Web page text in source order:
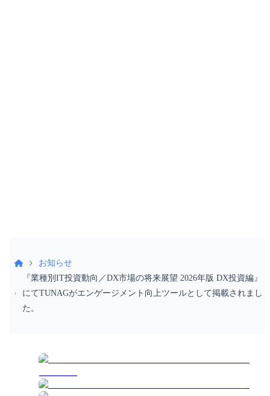
お知らせ
『業種別IT投資動向／DX市場の将来展望 2026年版 DX投資編』
にてTUNAGがエンゲージメント向上ツールとして掲載されまし
た。